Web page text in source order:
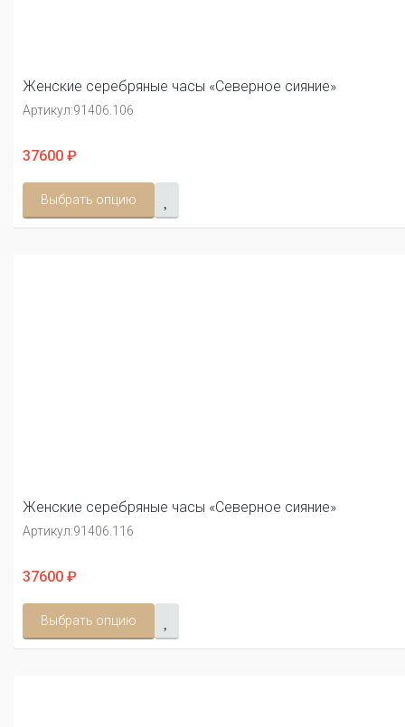
Женские серебряные часы «Северное сияние»
Артикул:91406.106
37600 ₽
Выбрать опцию
Женские серебряные часы «Северное сияние»
Артикул:91406.116
37600 ₽
Выбрать опцию